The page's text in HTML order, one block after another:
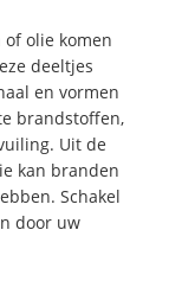
olie komen
deeltjes
en vormen
brandstoffen,
Uit de
kan branden
Schakel
door uw